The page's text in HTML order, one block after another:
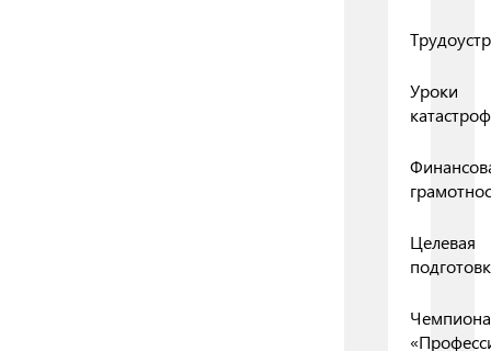
Уроки
Целевая